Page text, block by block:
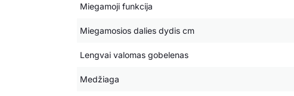
Miegamoji funkcija
Miegamosios dalies dydis cm
Lengvai valomas gobelenas
Medžiaga